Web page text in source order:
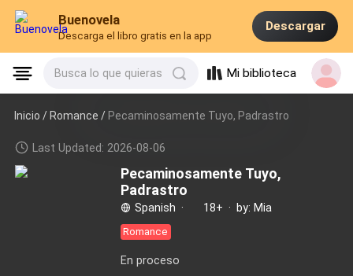
Buenovela
Descarga el libro gratis en la app
Descargar
Busca lo que quieras Mi biblioteca
Inicio /Romance / Pecaminosamente Tuyo, Padrastro
Last Updated: 2026-08-06
Pecaminosamente Tuyo,
Padrastro
Spanish · 18+ · by: Mia
Romance
En proceso